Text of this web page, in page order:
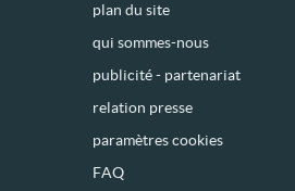
plan du site
qui sommes-nous
publicité - partenariat
relation presse
paramètres cookies
FAQ